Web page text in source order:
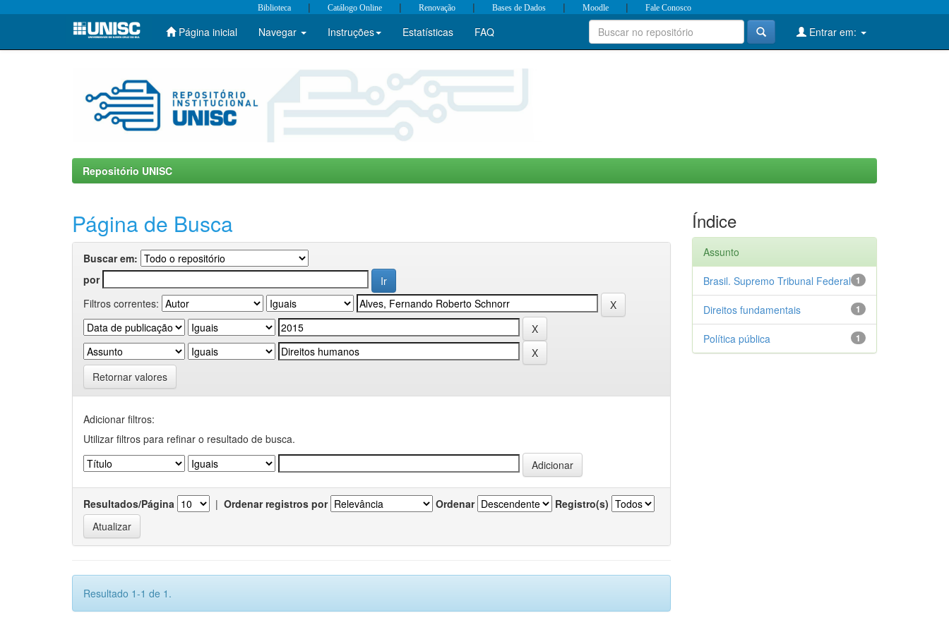
Skip
Biblioteca | Catálogo Online | Renovação | Bases de Dados | Moodle | Fale Conosco
Página inicial Navegar Instruções Estatísticas FAQ Entrar em:
Repositório UNISC
Página de Busca
Buscar em:
por
Filtros correntes:
Retornar valores
Adicionar filtros:
Utilizar filtros para refinar o resultado de busca.
Resultados/Página | Ordenar registros por Ordenar Registro(s)
Resultado 1-1 de 1.
Índice
Assunto
1
Brasil. Supremo Tribunal Federal
1
Direitos fundamentais
1
Política pública